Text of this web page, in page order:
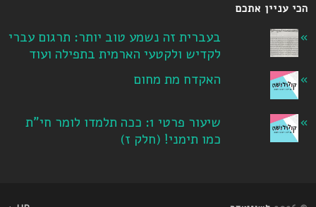
הכי עניין אתכם
בעברית זה נשמע טוב יותר: תרגום עברי
לקדיש ולקטעי הארמית בתפילה ועוד
האקדח מת מחום
שיעור פרטי 1: ככה תלמדו לומר חי"ת
כמו תימני! ‏(חלק ז‏)